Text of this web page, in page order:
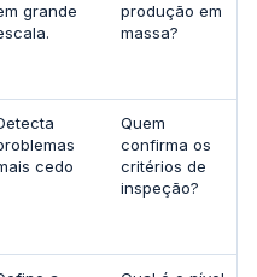
grande
produção em
massa?
cedo
Quem
confirma os
critérios de
inspeção?